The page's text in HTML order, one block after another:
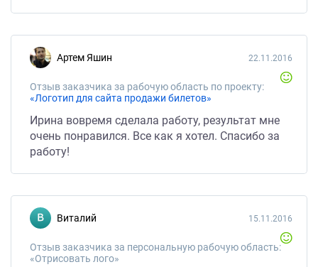
Артем Яшин
Отзыв заказчика за рабочую область по проекту:
«Логотип для сайта продажи билетов»
22.11.2016
Ирина вовремя сделала работу, результат мне
очень понравился. Все как я хотел. Спасибо за
работу!
Виталий
Отзыв заказчика за персональную рабочую область:
«Отрисовать лого»
15.11.2016